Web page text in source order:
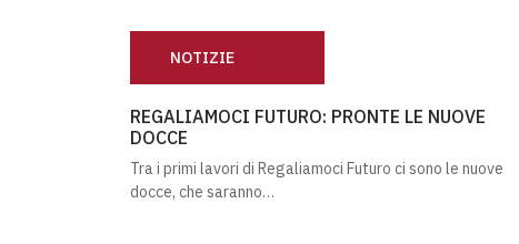
NOTIZIE
REGALIAMOCI FUTURO: PRONTE LE NUOVE
DOCCE
Tra i primi lavori di Regaliamoci Futuro ci sono le nuove
docce, che saranno…